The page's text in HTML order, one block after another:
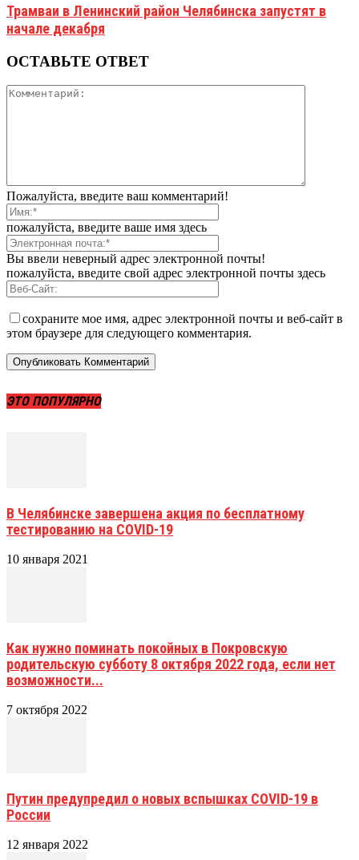
Трамваи в Ленинский район Челябинска запустят в
начале декабря
ОСТАВЬТЕ ОТВЕТ
Пожалуйста, введите ваш комментарий!
пожалуйста, введите ваше имя здесь
Вы ввели неверный адрес электронной почты!
пожалуйста, введите свой адрес электронной почты здесь
сохраните мое имя, адрес электронной почты и веб-сайт в
этом браузере для следующего комментария.
ЭТО ПОПУЛЯРНО
В Челябинске завершена акция по бесплатному
тестированию на COVID-19
10 января 2021
Как нужно поминать покойных в Покровскую
родительскую субботу 8 октября 2022 года, если нет
возможности...
7 октября 2022
Путин предупредил о новых вспышках COVID-19 в
России
12 января 2022